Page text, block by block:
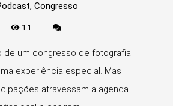
Congresso
11
de um congresso de fotografia
experiência especial. Mas
atravessam a agenda